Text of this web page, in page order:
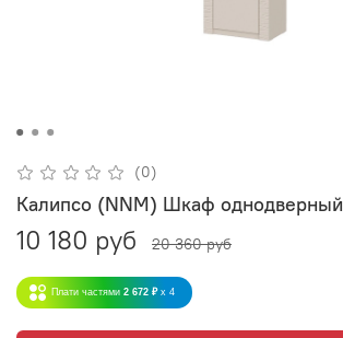
(0)
Калипсо (NNM) Шкаф однодверный
10 180 руб 20 360 руб
Плати частями 2 672 ₽ x 4